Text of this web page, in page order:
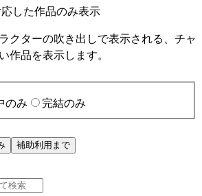
した作品のみ表示
クターの吹き出しで表示される、チャ
作品を表示します。
のみ
完結のみ
補助利用まで